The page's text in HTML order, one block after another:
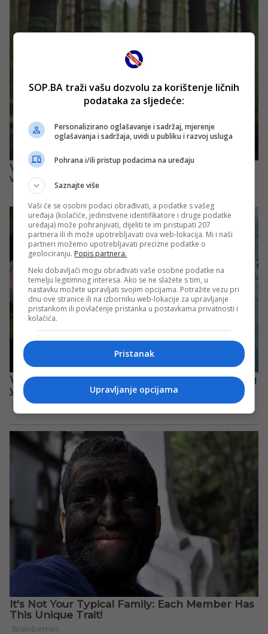
SOP.BA traži vašu dozvolu za korištenje ličnih
podataka za sljedeće:
Personalizirano oglašavanje i sadržaj, mjerenje
oglašavanja i sadržaja, uvidi u publiku i razvoj usluga
Pohrana i/ili pristup podacima na uređaju
Saznajte više
Vaši će se osobni podaci obrađivati, a podatke s vašeg
uređaja (kolačiće, jedinstvene identifikatore i druge podatke
uređaja) može pohranjivati, dijeliti te im pristupati 207
partnera ili ih može upotrebljavati ova web-lokacija. Mi i naši
partneri možemo upotrebljavati precizne podatke o
geolociranju. Popis partnera.
Neki dobavljači mogu obrađivati vaše osobne podatke na
temelju legitimnog interesa. Ako se ne slažete s tim, u
nastavku možete upravljati svojim opcijama. Potražite vezu pri
dnu ove stranice ili na izborniku web-lokacije za upravljanje
pristankom ili povlačenje pristanka u postavkama privatnosti i
kolačića.
Pristanak
Upravljanje opcijama